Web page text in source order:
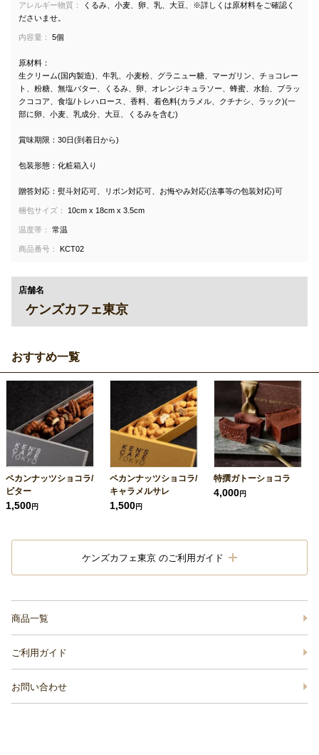
アレルギー物質：
くるみ、小麦、卵、乳、大豆、※詳しくは原材料をご確認く
ださいませ。
内容量： 5個
原材料：
生クリーム(国内製造)、牛乳、小麦粉、グラニュー糖、マーガリン、チョコレー
ト、粉糖、無塩バター、くるみ、卵、オレンジキュラソー、蜂蜜、水飴、ブラッ
クココア、食塩/トレハロース、香料、着色料(カラメル、クチナシ、ラック)(一
部に卵、小麦、乳成分、大豆、くるみを含む)
賞味期限：30日(到着日から)
包装形態：化粧箱入り
贈答対応：熨斗対応可、リボン対応可、お悔やみ対応(法事等の包装対応)可
梱包サイズ： 10cm x 18cm x 3.5cm
温度帯： 常温
商品番号： KCT02
店舗名
ケンズカフェ東京
おすすめ一覧
ペカンナッツショコラ/
ビター
1,500円
ペカンナッツショコラ/
キャラメルサレ
1,500円
特撰ガトーショコラ
4,000円
ケンズカフェ東京 のご利用ガイド
商品一覧
ご利用ガイド
お問い合わせ